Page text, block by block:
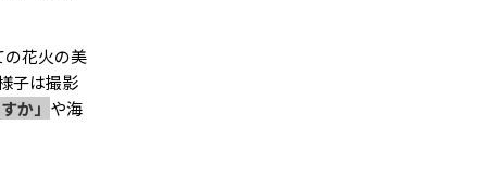
の花火の美
子は撮影
か」 や海